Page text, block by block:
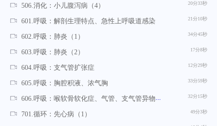
20分33秒
506.消化：小儿腹泻病（4）
21分10秒
601.呼吸：解剖生理特点、急性上呼吸道感染
34分45秒
602.呼吸：肺炎（1）
17分8秒
603.呼吸：肺炎（2）
12分29秒
604.呼吸：支气管扩张症
33分59秒
605.呼吸：胸腔积液、浓气胸
32分15秒
606.呼吸：喉软骨软化症、气管、支气管异物、特发性肺含铁血黄素沉着症等
49分3秒
701.循环：先心病（1）